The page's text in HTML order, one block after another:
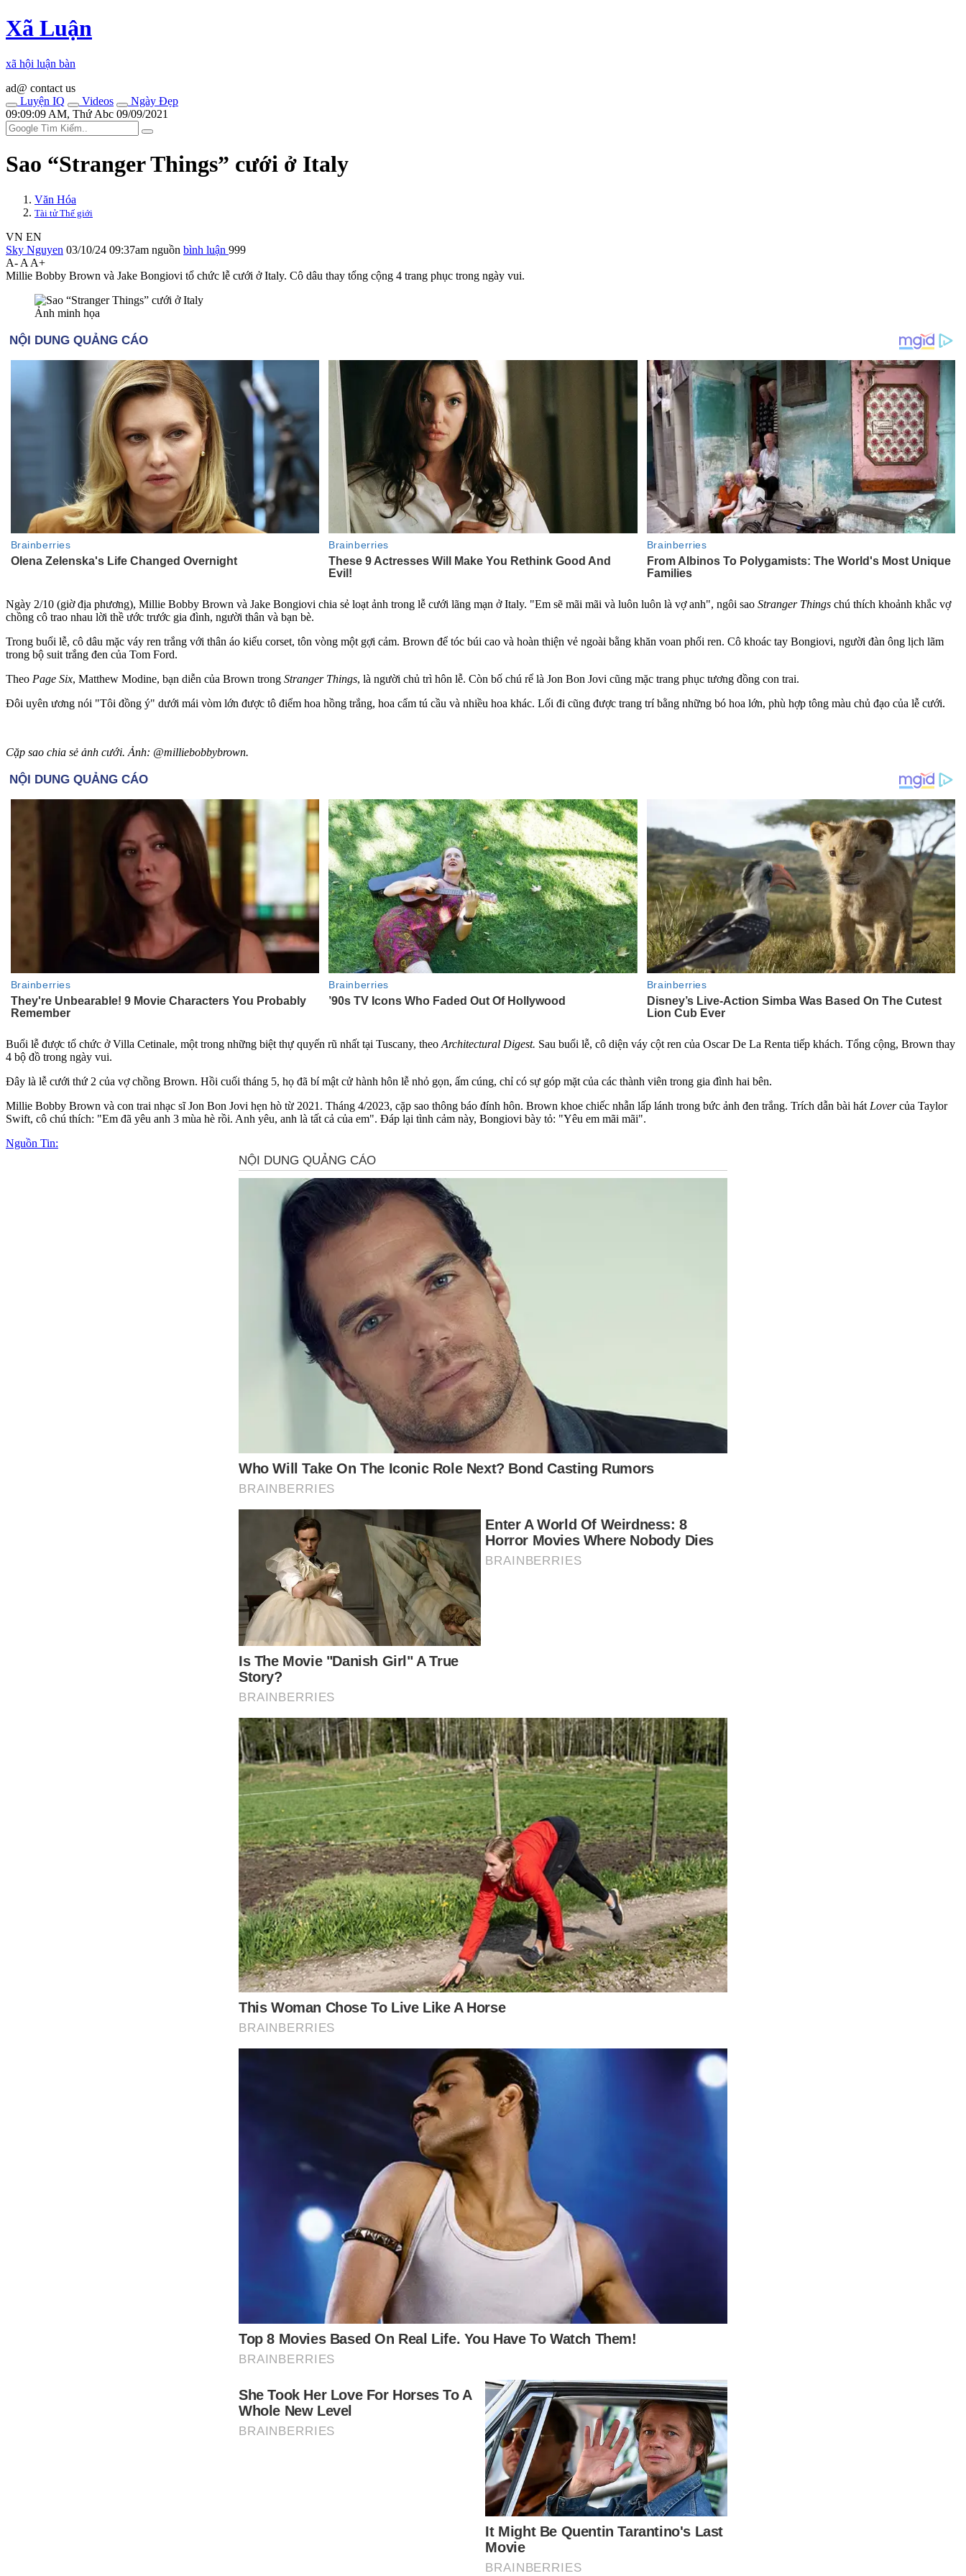
Xã Luận
xã hội luận bàn
ad@ contact us
Luyện IQ
Videos
Ngày Đẹp
09:09:09 AM, Thứ Abc 09/09/2021
Sao “Stranger Things” cưới ở Italy
Văn Hóa
Tài tử Thế giới
VN EN
Sky Nguyen 03/10/24 09:37am nguồn bình luận 999
A- A A+
Millie Bobby Brown và Jake Bongiovi tổ chức lễ cưới ở Italy. Cô dâu thay tổng cộng 4 trang phục trong ngày vui.
Ảnh minh họa
Ngày 2/10 (giờ địa phương), Millie Bobby Brown và Jake Bongiovi chia sẻ loạt ảnh trong lễ cưới lãng mạn ở Italy. "Em sẽ mãi mãi và luôn luôn là vợ anh", ngôi sao Stranger Things chú thích khoảnh khắc vợ
chồng cô trao nhau lời thề ước trước gia đình, người thân và bạn bè.
Trong buổi lễ, cô dâu mặc váy ren trắng với thân áo kiểu corset, tôn vòng một gợi cảm. Brown để tóc búi cao và hoàn thiện vẻ ngoài bằng khăn voan phối ren. Cô khoác tay Bongiovi, người đàn ông lịch lãm
trong bộ suit trắng đen của Tom Ford.
Theo Page Six, Matthew Modine, bạn diễn của Brown trong Stranger Things, là người chủ trì hôn lễ. Còn bố chú rể là Jon Bon Jovi cũng mặc trang phục tương đồng con trai.
Đôi uyên ương nói "Tôi đồng ý" dưới mái vòm lớn được tô điểm hoa hồng trắng, hoa cẩm tú cầu và nhiều hoa khác. Lối đi cũng được trang trí bằng những bó hoa lớn, phù hợp tông màu chủ đạo của lễ cưới.
Cặp sao chia sẻ ảnh cưới. Ảnh: @milliebobbybrown.
Buổi lễ được tổ chức ở Villa Cetinale, một trong những biệt thự quyến rũ nhất tại Tuscany, theo Architectural Digest. Sau buổi lễ, cô diện váy cột ren của Oscar De La Renta tiếp khách. Tổng cộng, Brown thay
4 bộ đồ trong ngày vui.
Đây là lễ cưới thứ 2 của vợ chồng Brown. Hồi cuối tháng 5, họ đã bí mật cử hành hôn lễ nhỏ gọn, ấm cúng, chỉ có sự góp mặt của các thành viên trong gia đình hai bên.
Millie Bobby Brown và con trai nhạc sĩ Jon Bon Jovi hẹn hò từ 2021. Tháng 4/2023, cặp sao thông báo đính hôn. Brown khoe chiếc nhẫn lấp lánh trong bức ảnh đen trắng. Trích dẫn bài hát Lovercủa Taylor
Swift, cô chú thích: "Em đã yêu anh 3 mùa hè rồi. Anh yêu, anh là tất cả của em". Đáp lại tình cảm này, Bongiovi bày tỏ: "Yêu em mãi mãi".
Nguồn Tin: